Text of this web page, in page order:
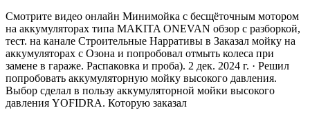
Смотрите видео онлайн Минимойка с бесщёточным мотором
на аккумуляторах типа MAKITA ONEVAN обзор с разборкой,
тест. на канале Строительные Нарративы в Заказал мойку на
аккумуляторах с Озона и попробовал отмыть колеса при
замене в гараже. Распаковка и проба). 2 дек. 2024 г. · Решил
попробовать аккумуляторную мойку высокого давления.
Выбор сделал в пользу аккумуляторной мойки высокого
давления YOFIDRA. Которую заказал